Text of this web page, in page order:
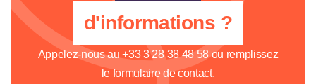
d'informations ?
Appelez-nous au+33 3 28 38 48 58ou remplissez
le formulaire de contact.